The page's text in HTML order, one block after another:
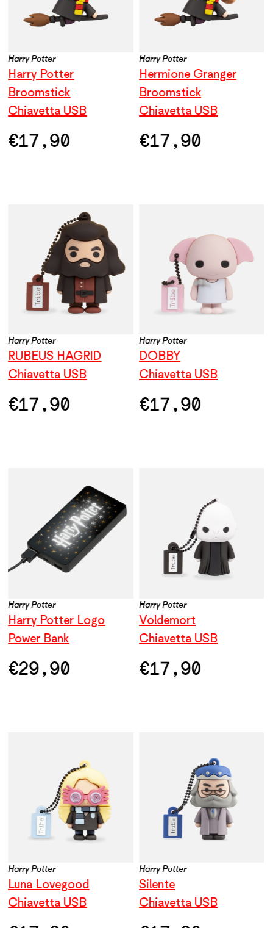
Harry Potter
Harry Potter
Broomstick
Chiavetta USB
€17,90
Harry Potter
Hermione Granger
Broomstick
Chiavetta USB
€17,90
Harry Potter
RUBEUS HAGRID
Chiavetta USB
€17,90
Harry Potter
DOBBY
Chiavetta USB
€17,90
Harry Potter
Harry Potter Logo
Power Bank
€29,90
Harry Potter
Voldemort
Chiavetta USB
€17,90
Harry Potter
Luna Lovegood
Chiavetta USB
Harry Potter
Silente
Chiavetta USB